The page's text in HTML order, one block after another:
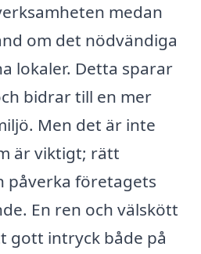
medan
om det nödvändiga
lokaler. Detta sparar
bidrar till en mer
Men det är inte
är viktigt; rätt
påverka företagets
En ren och välskött
gott intryck både på